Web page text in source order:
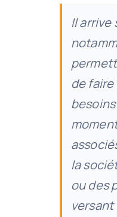
Il arrive
de faire
la
ou des